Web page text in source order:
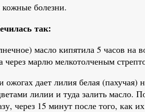
болезни.
так:
масло кипятила 5 часов на
через марлю мелкотолченым
дает лилия белая (пахучая)
лилии и туда залить масло.
через 15 минут после того, как